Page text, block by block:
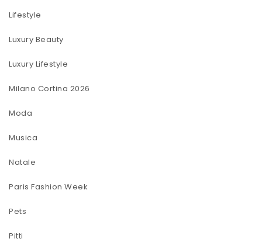
Lifestyle
Luxury Beauty
Luxury Lifestyle
Milano Cortina 2026
Moda
Musica
Natale
Paris Fashion Week
Pets
Pitti